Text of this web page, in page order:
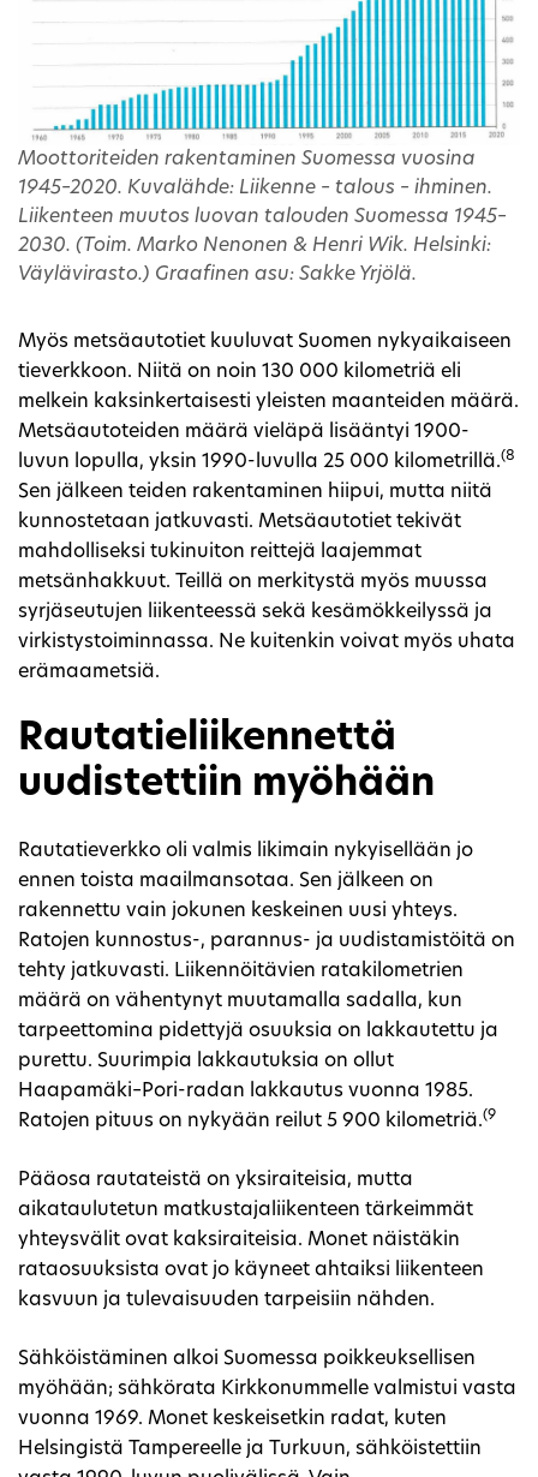
Moottoriteiden rakentaminen Suomessa vuosina
1945–2020. Kuvalähde: Liikenne – talous – ihminen.
Liikenteen muutos luovan talouden Suomessa 1945–
2030. (Toim. Marko Nenonen & Henri Wik. Helsinki:
Väylävirasto.) Graafinen asu: Sakke Yrjölä.
Myös metsäautotiet kuuluvat Suomen nykyaikaiseen
tieverkkoon. Niitä on noin 130 000 kilometriä eli
melkein kaksinkertaisesti yleisten maanteiden määrä.
Metsäautoteiden määrä vieläpä lisääntyi 1900-
luvun lopulla, yksin 1990-luvulla 25 000 kilometrillä.(8
Sen jälkeen teiden rakentaminen hiipui, mutta niitä
kunnostetaan jatkuvasti. Metsäautotiet tekivät
mahdolliseksi tukinuiton reittejä laajemmat
metsänhakkuut. Teillä on merkitystä myös muussa
syrjäseutujen liikenteessä sekä kesämökkeilyssä ja
virkistystoiminnassa. Ne kuitenkin voivat myös uhata
erämaametsiä.
Rautatieliikennettä
uudistettiin myöhään
Rautatieverkko oli valmis likimain nykyisellään jo
ennen toista maailmansotaa. Sen jälkeen on
rakennettu vain jokunen keskeinen uusi yhteys.
Ratojen kunnostus-, parannus- ja uudistamistöitä on
tehty jatkuvasti. Liikennöitävien ratakilometrien
määrä on vähentynyt muutamalla sadalla, kun
tarpeettomina pidettyjä osuuksia on lakkautettu ja
purettu. Suurimpia lakkautuksia on ollut
Haapamäki–Pori-radan lakkautus vuonna 1985.
Ratojen pituus on nykyään reilut 5 900 kilometriä.(9
Pääosa rautateistä on yksiraiteisia, mutta
aikataulutetun matkustajaliikenteen tärkeimmät
yhteysvälit ovat kaksiraiteisia. Monet näistäkin
rataosuuksista ovat jo käyneet ahtaiksi liikenteen
kasvuun ja tulevaisuuden tarpeisiin nähden.
Sähköistäminen alkoi Suomessa poikkeuksellisen
myöhään; sähkörata Kirkkonummelle valmistui vasta
vuonna 1969. Monet keskeisetkin radat, kuten
Helsingistä Tampereelle ja Turkuun, sähköistettiin